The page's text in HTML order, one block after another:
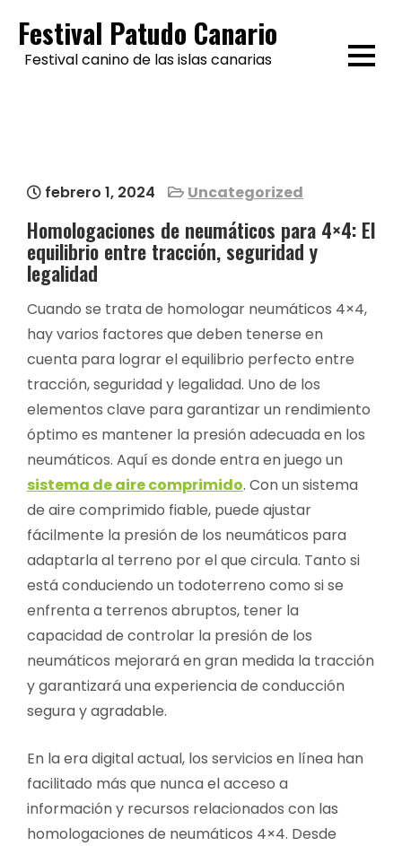
content
Festival Patudo Canario
Festival canino de las islas canarias
febrero 1, 2024 Uncategorized
Homologaciones de neumáticos para 4×4: El
equilibrio entre tracción, seguridad y
legalidad
Cuando se trata de homologar neumáticos 4×4,
hay varios factores que deben tenerse en
cuenta para lograr el equilibrio perfecto entre
tracción, seguridad y legalidad. Uno de los
elementos clave para garantizar un rendimiento
óptimo es mantener la presión adecuada en los
neumáticos. Aquí es donde entra en juego un
sistema de aire comprimido. Con un sistema
de aire comprimido fiable, puede ajustar
fácilmente la presión de los neumáticos para
adaptarla al terreno por el que circula. Tanto si
está conduciendo un todoterreno como si se
enfrenta a terrenos abruptos, tener la
capacidad de controlar la presión de los
neumáticos mejorará en gran medida la tracción
y garantizará una experiencia de conducción
segura y agradable.
En la era digital actual, los servicios en línea han
facilitado más que nunca el acceso a
información y recursos relacionados con las
homologaciones de neumáticos 4×4. Desde